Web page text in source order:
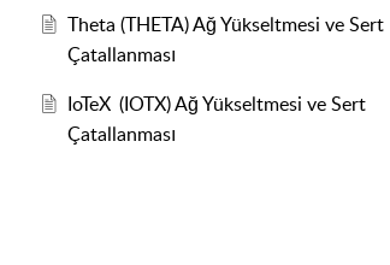
Theta (THETA) Ağ Yükseltmesi ve Sert
Çatallanması
IoTeX (IOTX) Ağ Yükseltmesi ve Sert
Çatallanması